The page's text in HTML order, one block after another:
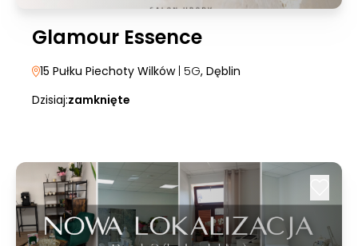
Glamour Essence
15 Pułku Piechoty Wilków | 5G, Dęblin
Dzisiaj:zamknięte